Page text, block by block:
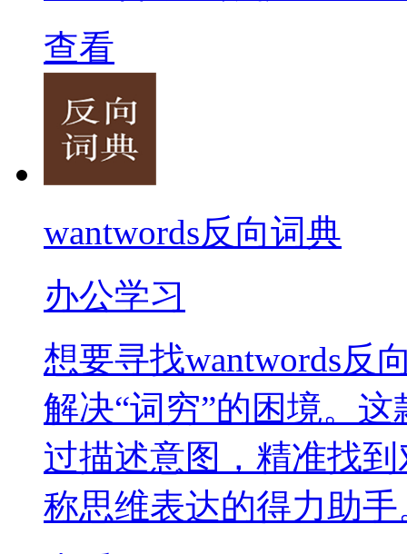
查看
wantwords反向词典
办公学习
想要寻找wantwords反
解决“词穷”的困境。
过描述意图，精准找
称思维表达的得力助手